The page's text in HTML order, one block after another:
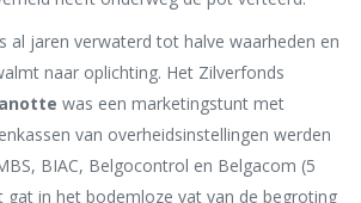
al jaren verwaterd tot halve waarheden en
naar oplichting. Het Zilverfonds
was een marketingstunt met
van overheidsinstellingen werden
BIAC, Belgocontrol en Belgacom (5
in het bodemloze vat van de begroting